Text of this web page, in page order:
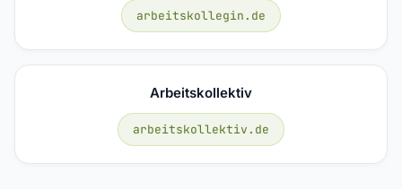
arbeitskollegin.de
Arbeitskollektiv
arbeitskollektiv.de